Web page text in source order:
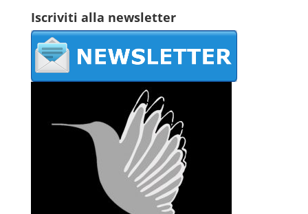
Iscriviti alla newsletter